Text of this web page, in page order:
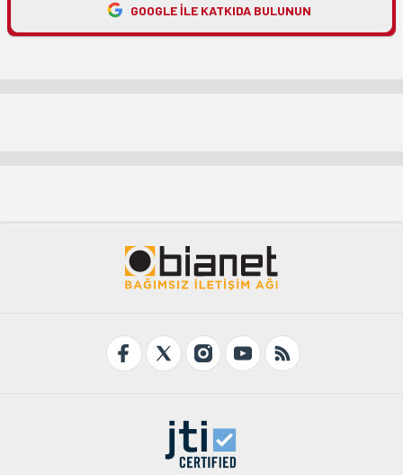
GOOGLE ILE KATKIDA BULUNUN